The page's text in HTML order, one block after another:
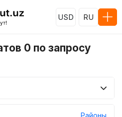
USD RU
0 по запросу
Районы